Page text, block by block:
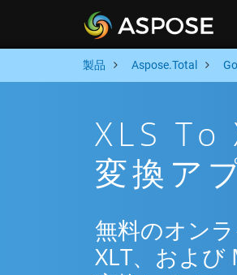
製品 Aspose.Total Go
XLS To
変換ア
無料のオン
XLT、およ